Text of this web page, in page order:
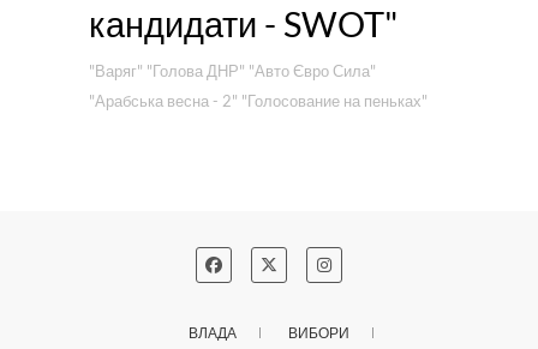
кандидати - SWOT"
"Варяг" "Голова ДНР" "Авто Євро Сила"
"Арабська весна - 2" "Голосование на пеньках"
ВЛАДА ВИБОРИ